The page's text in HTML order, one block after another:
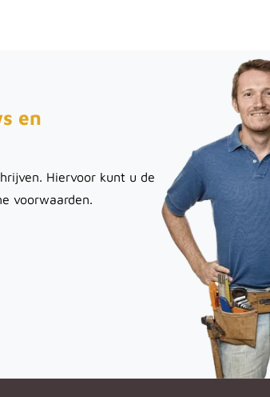
en
Hiervoor kunt u de
voorwaarden.